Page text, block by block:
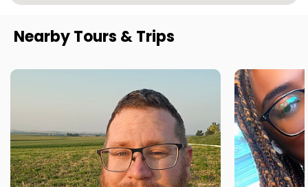
Nearby Tours & Trips